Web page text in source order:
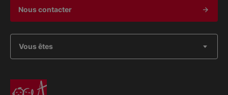
Nous contacter
Vous êtes